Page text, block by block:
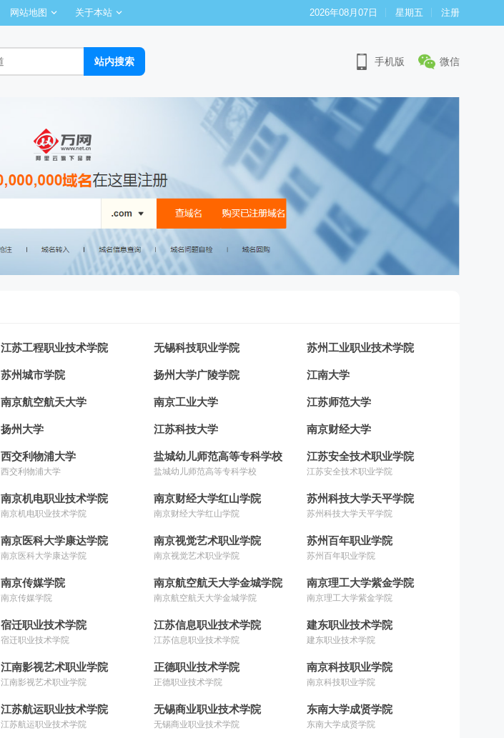
网站地图 关于本站 2026年08月07日 星期五 注册
手机版 微信
江苏工程职业技术学院 无锡科技职业学院 苏州工业职业技术学院
苏州城市学院 扬州大学广陵学院 江南大学
南京航空航天大学 南京工业大学 江苏师范大学
扬州大学 江苏科技大学 南京财经大学
西交利物浦大学
西交利物浦大学
盐城幼儿师范高等专科学校
盐城幼儿师范高等专科学校
江苏安全技术职业学院
江苏安全技术职业学院
南京机电职业技术学院
南京机电职业技术学院
南京财经大学红山学院
南京财经大学红山学院
苏州科技大学天平学院
苏州科技大学天平学院
南京医科大学康达学院
南京医科大学康达学院
南京视觉艺术职业学院
南京视觉艺术职业学院
苏州百年职业学院
苏州百年职业学院
南京传媒学院
南京传媒学院
南京航空航天大学金城学院
南京航空航天大学金城学院
南京理工大学紫金学院
南京理工大学紫金学院
宿迁职业技术学院
宿迁职业技术学院
江苏信息职业技术学院
江苏信息职业技术学院
建东职业技术学院
建东职业技术学院
江南影视艺术职业学院
江南影视艺术职业学院
正德职业技术学院
正德职业技术学院
南京科技职业学院
南京科技职业学院
江苏航运职业技术学院
江苏航运职业技术学院
无锡商业职业技术学院
无锡商业职业技术学院
东南大学成贤学院
东南大学成贤学院